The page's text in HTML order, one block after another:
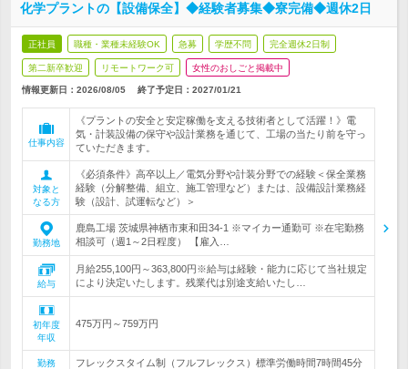
化学プラントの【設備保全】◆経験者募集◆寮完備◆週休2日
正社員 職種・業種未経験OK 急募 学歴不問 完全週休2日制
第二新卒歓迎 リモートワーク可 女性のおしごと掲載中
情報更新日：2026/08/05 終了予定日： 2027/01/21
仕事内容
《プラントの安全と安定稼働を支える技術者として活躍！》電
気・計装設備の保守や設計業務を通じて、工場の当たり前を守っ
ていただきます。
対象と
なる方
《必須条件》高卒以上／電気分野や計装分野での経験＜保全業務
経験（分解整備、組立、施工管理など）または、設備設計業務経
験（設計、試運転など）＞
勤務地
鹿島工場 茨城県神栖市東和田34-1 ※マイカー通勤可 ※在宅勤務
相談可（週1～2日程度） 【雇入…
給与
月給255,100円～363,800円※給与は経験・能力に応じて当社規定
により決定いたします。残業代は別途支給いたし…
初年度
年収
475万円～759万円
勤務
フレックスタイム制（フルフレックス）標準労働時間7時間45分